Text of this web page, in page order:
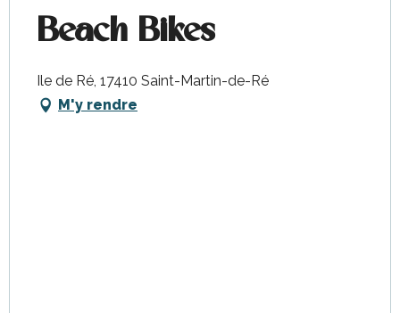
Beach Bikes
Ile de Ré, 17410 Saint-Martin-de-Ré
M'y rendre